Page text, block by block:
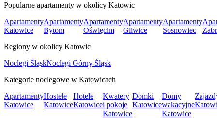
Popularne apartamenty w okolicy Katowic
Apartamenty
Katowice
Apartamenty
Bytom
Apartamenty
Oświęcim
Apartamenty
Gliwice
Apartamenty
Sosnowiec
Regiony w okolicy Katowic
Noclegi ŚląskNoclegi Górny Śląsk
Kategorie noclegowe w Katowicach
Apartamenty
Katowice
Hostele
Katowice
Hotele
Katowice
Kwatery
i pokoje
Katowice
Domki
Katowice
Domy
wakacyjne
Katowice